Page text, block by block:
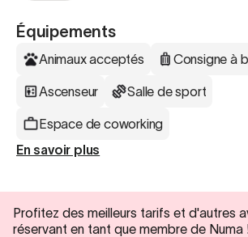
Équipements
Animaux acceptés Consigne à
Ascenseur Salle de sport
Espace de coworking
En savoir plus
Profitez des meilleurs tarifs et d'autres
réservant en tant que membre de Numa